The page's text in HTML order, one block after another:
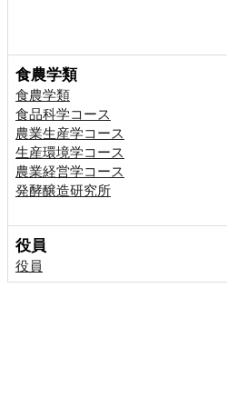
食農学類
食農学類
食品科学コース
農業生産学コース
生産環境学コース
農業経営学コース
発酵醸造研究所
役員
役員